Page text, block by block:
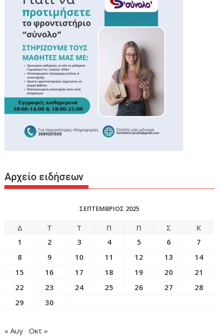
Αρχείο ειδήσεων
ΣΕΠΤΕΜΒΡΙΟΣ 2025
Δ Τ Τ Π Π Σ
Κ
1
2 3 4 5 6
7
8
9 10 11 12 13
14
15
16 17 18 19 20
21
22
23 24 25 26 27
28
29
30
« Αυγ Οκτ »